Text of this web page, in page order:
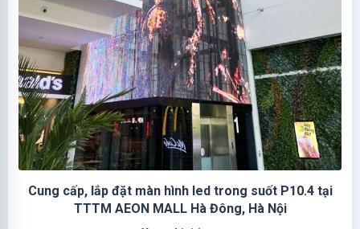
Cung cấp, lắp đặt màn hình led trong suốt P10.4 tại
TTTM AEON MALL Hà Đông, Hà Nội